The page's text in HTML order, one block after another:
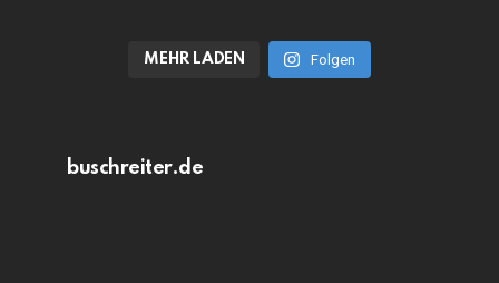
MEHR LADEN Folgen
buschreiter.de